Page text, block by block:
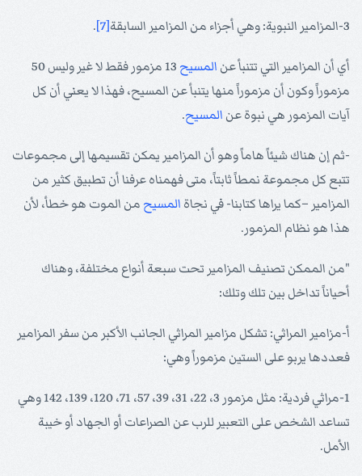
3-المزامير النبوية: وهي أجزاء من المزامير السابقة [7]
.
أي أن المزامير التي تتنبأ عن المسيح
13 مزمور فقط لا غير وليس 50
مزموراً وكون أن مزموراً منها يتنبأ عن المسيح، فهذا لا يعني أن كل
آيات المزمور هي نبوة عن المسيح.
-ثم إن هناك شيئاً هاماً وهو أن المزامير يمكن تقسيمها إلى مجموعات
تتبع كل مجموعة نمطاً ثابتاً، متى فهمناه عرفنا أن تطبيق كثير من
المزامير –كما يراها كتابنا- في نجاة المسيح من الموت هو خطأ، لأن
هذا هو نظام المزمور.
"من الممكن تصنيف المزامير تحت سبعة أنواع مختلفة، وهناك
أحياناً تداخل بين تلك وتلك:
أ-مزامير المراثي: تشكل مزامير المراثي الجانب الأكبر من سفر المزامير
فعددها يربو على الستين مزموراً وهي:
1-مراثي فردية: مثل مزمور 3، 22، 31، 39، 57، 71، 120، 139، 142 وهي
تساعد الشخص على التعبير للرب عن الصراعات أو الجهاد أو خيبة
الأمل.